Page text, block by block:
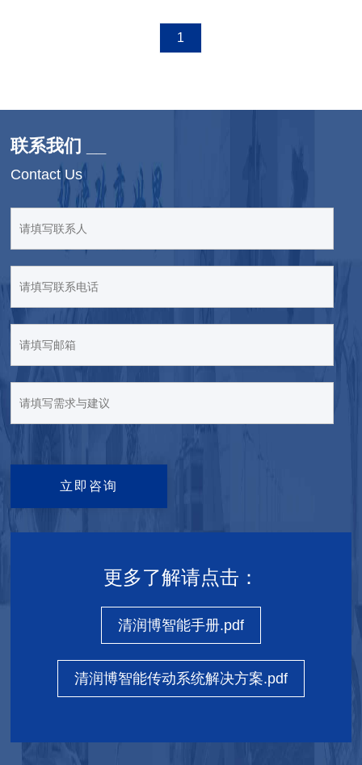
1
联系我们 __
Contact Us
立即咨询
更多了解请点击：
清润博智能手册.pdf
清润博智能传动系统解决方案.pdf